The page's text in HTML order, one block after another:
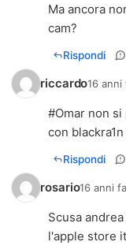
Ma ancora
cam?
Rispondi
riccardo16 anni
#Omar non
con blackra1n
Rispondi
rosario16 anni fa
Scusa
l'apple store